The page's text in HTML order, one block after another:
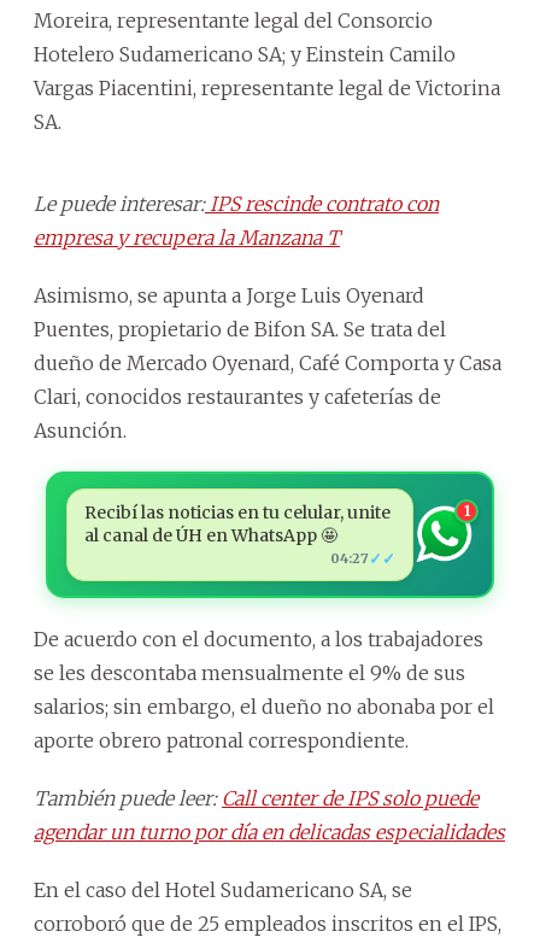
Moreira, representante legal del Consorcio
Hotelero Sudamericano SA; y Einstein Camilo
Vargas Piacentini, representante legal de Victorina
SA.
Le puede interesar:IPS rescinde contrato con
empresa y recupera la Manzana T
Asimismo, se apunta a Jorge Luis Oyenard
Puentes, propietario de Bifon SA. Se trata del
dueño de Mercado Oyenard, Café Comporta y Casa
Clari, conocidos restaurantes y cafeterías de
Asunción.
Recibí las noticias en tu celular, unite
al canal de ÚH en WhatsApp 🤩
04:27 ✓✓
1
De acuerdo con el documento, a los trabajadores
se les descontaba mensualmente el 9% de sus
salarios; sin embargo, el dueño no abonaba por el
aporte obrero patronal correspondiente.
También puede leer: Call center de IPS solo puede
agendar un turno por día en delicadas especialidades
En el caso del Hotel Sudamericano SA, se
corroboró que de 25 empleados inscritos en el IPS,